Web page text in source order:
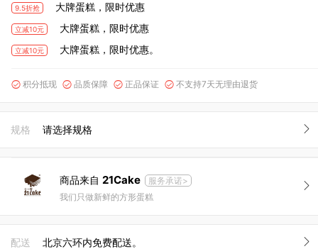
9.5折抢 大牌蛋糕，限时优惠
立减10元 大牌蛋糕，限时优惠
立减10元 大牌蛋糕，限时优惠。
 积分抵现  品质保障  正品保证  不支持7天无理由退货
规格 请选择规格
商品来自 21Cake
服务承诺>
我们只做新鲜的方形蛋糕
配送 北京六环内免费配送。